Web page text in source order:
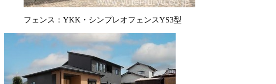
フェンス：YKK・シンプレオフェンスYS3型